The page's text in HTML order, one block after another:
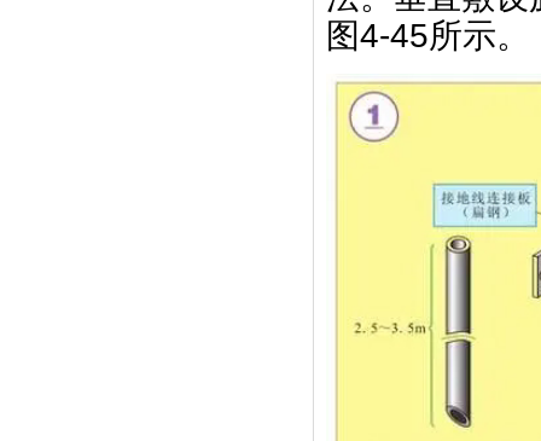
图4-45所示。